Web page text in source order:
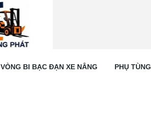
VÒNG BI BẠC ĐẠN XE NÂNG PHỤ TÙNG